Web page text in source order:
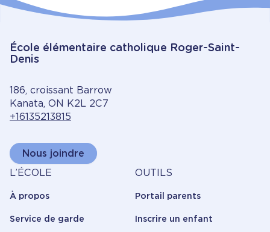
École élémentaire catholique Roger-Saint-
Denis
186, croissant Barrow
Kanata, ON K2L 2C7
+16135213815
Nous joindre
À
propos
L’ÉCOLE
À propos
Service de garde
Outils
OUTILS
Portail parents
Inscrire un enfant